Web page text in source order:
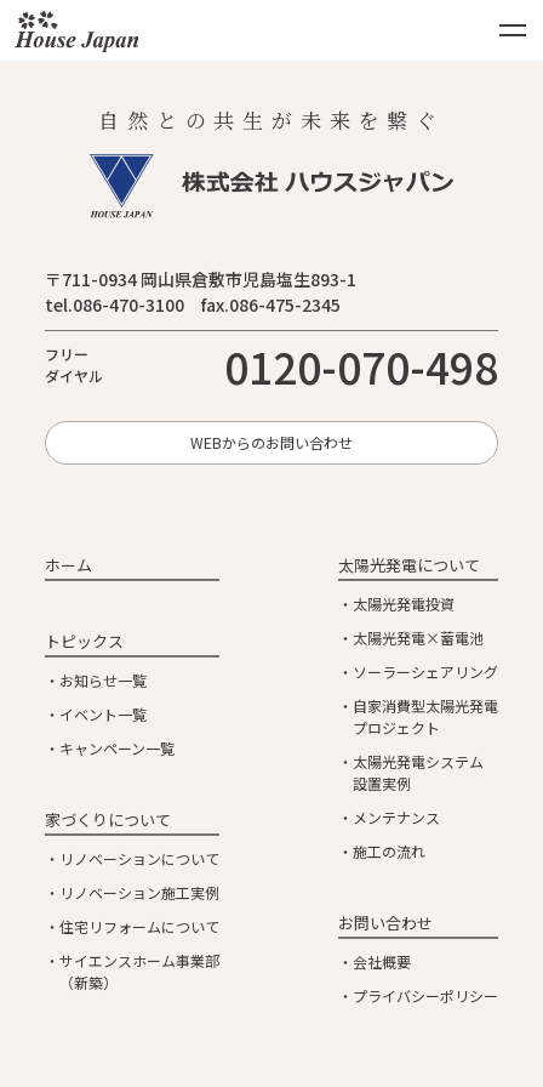
自然との共生が未来を繋ぐ
〒711-0934 岡山県倉敷市児島塩生893-1
tel.086-470-3100 fax.086-475-2345
フリー
ダイヤル
0120-070-498
WEBからのお問い合わせ
ホーム
トピックス
お知らせ一覧
イベント一覧
キャンペーン一覧
家づくりについて
リノベーションについて
リノベーション施工実例
住宅リフォームについて
サイエンスホーム事業部
（新築）
太陽光発電について
太陽光発電投資
太陽光発電×蓄電池
ソーラーシェアリング
自家消費型太陽光発電
プロジェクト
太陽光発電システム
設置実例
メンテナンス
施工の流れ
お問い合わせ
会社概要
プライバシーポリシー